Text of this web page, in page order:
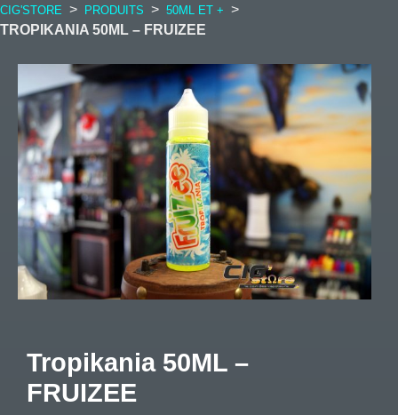
CIG'STORE > PRODUITS > 50ML ET + >
TROPIKANIA 50ML – FRUIZEE
Tropikania 50ML –
FRUIZEE